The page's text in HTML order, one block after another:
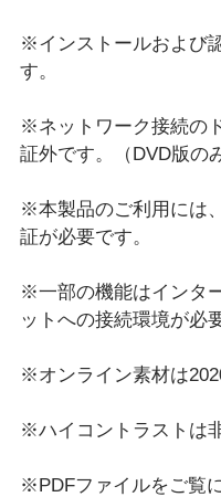
※インストールおよび
す。
※ネットワーク接続の
証外です。（DVD版の
※本製品のご利用には
証が必要です。
※一部の機能はインタ
ットへの接続環境が必
※オンライン素材は
※ハイコントラストは
※PDFファイルをご覧